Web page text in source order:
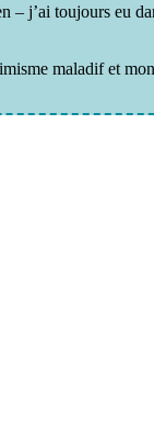
– j’ai toujours eu
maladif et